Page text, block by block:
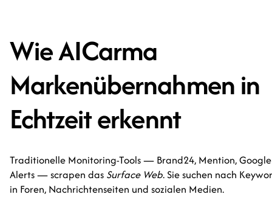
Wie AICarma
Markenübernahmen in
Echtzeit erkennt
Traditionelle Monitoring-Tools — Brand24, Mention, Google
Alerts — scrapen das Surface Web. Sie suchen nach
in Foren, Nachrichtenseiten und sozialen Medien.